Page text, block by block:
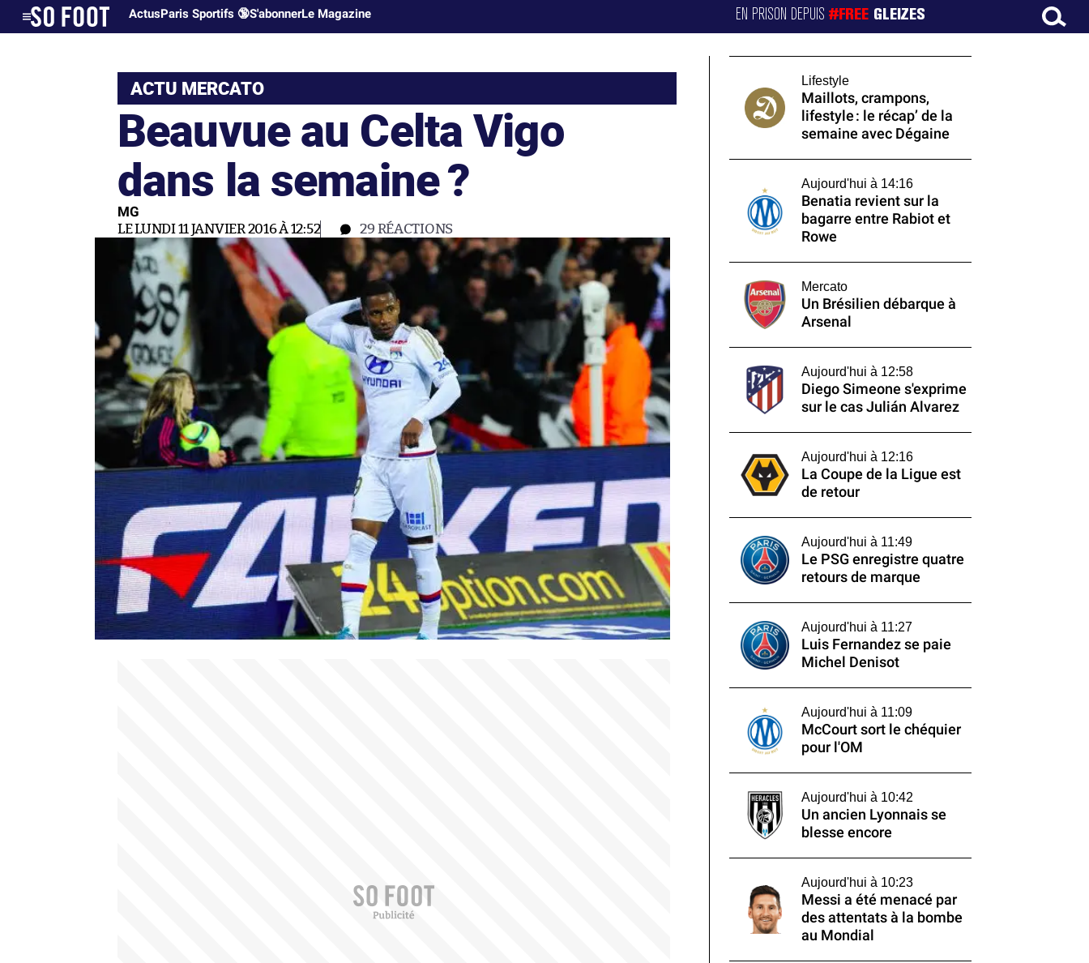
ActusParis Sportifs 🔞S'abonnerLe Magazine EN PRISON DEPUIS#FREE GLEIZES
ACTU MERCATO
Beauvue au Celta Vigo
dans la semaine ?
MG
LE LUNDI 11 JANVIER 2016 À 12:52 29 RÉACTIONS
Lifestyle
Maillots, crampons,
lifestyle : le récap’ de la
semaine avec Dégaine
Aujourd'hui à 14:16
Benatia revient sur la
bagarre entre Rabiot et
Rowe
Mercato
Un Brésilien débarque à
Arsenal
Aujourd'hui à 12:58
Diego Simeone s'exprime
sur le cas Julián Alvarez
Aujourd'hui à 12:16
La Coupe de la Ligue est
de retour
Aujourd'hui à 11:49
Le PSG enregistre quatre
retours de marque
Aujourd'hui à 11:27
Luis Fernandez se paie
Michel Denisot
Aujourd'hui à 11:09
McCourt sort le chéquier
pour l'OM
Aujourd'hui à 10:42
Un ancien Lyonnais se
blesse encore
Aujourd'hui à 10:23
Messi a été menacé par
des attentats à la bombe
au Mondial